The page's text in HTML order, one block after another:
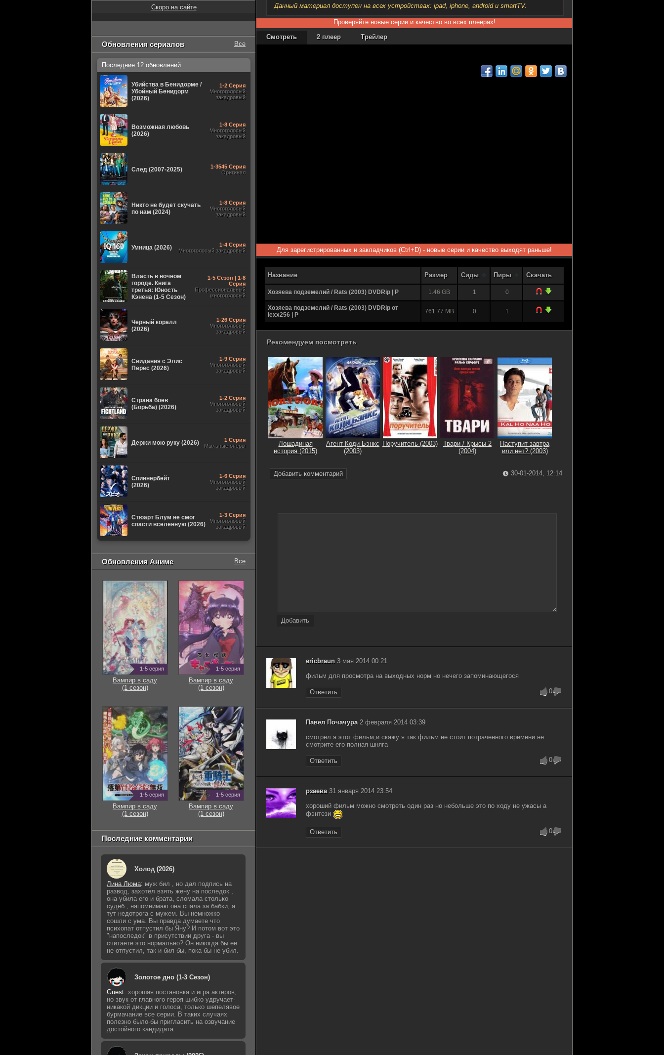
Данный материал доступен на всех устройствах: ipad, iphone, android и smartTV.
Проверяйте новые серии и качество во всех плеерах!
Смотреть
2 плеер Трейлер
Для зарегистрированных и закладчиков (Ctrl+D) - новые серии и качество выходят раньше!
Название Размер Сиды Пиры Скачать
Хозяева подземелий / Rats (2003) DVDRip | P 1.46 GB 1 0
Хозяева подземелий / Rats (2003) DVDRip oт
lexx256 | P
761.77 MB 0 1
Рекомендуем посмотреть
Лошадиная
история (2015)
Агент Коди Бэнкс
(2003)
Поручитель (2003)
Твари / Крысы 2
(2004)
Наступит завтра
или нет? (2003)
Добавить комментарий 30-01-2014, 12:14
Добавить
ericbraun 3 мая 2014 00:21
фильм для просмотра на выходных норм но нечего запоминающегося
Ответить 0
Павел Почачура2 февраля 2014 03:39
смотрел я этот фильм,и скажу я так фильм не стоит потраченного времени не
смотрите его полная шняга
Ответить 0
рзаева31 января 2014 23:54
хороший фильм можно смотреть один раз но небольше это по ходу не ужасы а
фэнтези
Ответить 0
Скоро на сайте
Обновления сериалов Все
Последние 12 обновлений
Убийства в Бенидорме /
Убойный Бенидорм
(2026)
1-2 Серия
Многоголосый
закадровый
Возможная любовь
(2026)
1-8 Серия
Многоголосый
закадровый
След (2007-2025)
1-3545 Серия
Оригинал
Никто не будет скучать
по нам (2024)
1-8 Серия
Многоголосый
закадровый
Умница (2026)
1-4 Серия
Многоголосый закадровый
Власть в ночном
городе. Книга
третья: Юность
Кэнена (1-5 Сезон)
1-5 Сезон | 1-8
Серия
Профессиональный
многоголосый
Черный коралл
(2026)
1-26 Серия
Многоголосый
закадровый
Свидания с Элис
Перес (2026)
1-9 Серия
Многоголосый
закадровый
Страна боев
(Борьба) (2026)
1-2 Серия
Многоголосый
закадровый
Держи мою руку (2026)
1 Серия
Мыльные оперы
Спиннербейт
(2026)
1-6 Серия
Многоголосый
закадровый
Стюарт Блум не смог
спасти вселенную (2026)
1-3 Серия
Многоголосый
закадровый
Обновления Аниме Все
1-5 серия
Вампир в саду
(1 сезон)
1-5 серия
Вампир в саду
(1 сезон)
1-5 серия
Вампир в саду
(1 сезон)
1-5 серия
Вампир в саду
(1 сезон)
Последние комментарии
Холод (2026)
Лина Люма: муж бил , но дал подпись на
развод, захотел взять жену на последок ,
она убила его и брата, сломала столько
судеб , напомнимаю она спала за бабки, а
тут недотрога с мужем. Вы немножко
сошли с ума. Вы правда думаете что
психопат отпустил бы Яну? И потом вот это
"напоследок" в присутствии друга - вы
считаете это нормально? Он никогда бы ее
не отпустил, так и бил бы, пока бы не убил.
Золотое дно (1-3 Сезон)
Guest: хорошая постановка и игра актеров,
но звук от главного героя шибко удручает-
никакой дикции и голоса, только шепелявое
бурмачание все серии. В таких случаях
полезно было-бы пригласить на озвучание
достойного кандидата.